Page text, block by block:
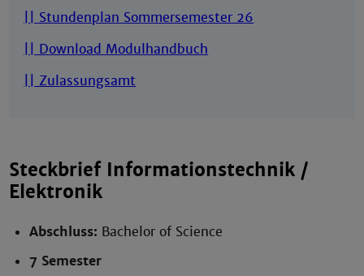
|| Stundenplan Sommersemester 26
|| Download Modulhandbuch
|| Zulassungsamt
Steckbrief Informationstechnik /
Elektronik
Abschluss: Bachelor of Science
7 Semester